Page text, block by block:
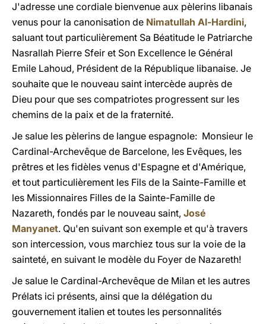
J'adresse une cordiale bienvenue aux pèlerins libanais
venus pour la canonisation de Nimatullah Al-Hardini,
saluant tout particulièrement Sa Béatitude le Patriarche
Nasrallah Pierre Sfeir et Son Excellence le Général
Emile Lahoud, Président de la République libanaise. Je
souhaite que le nouveau saint intercède auprès de
Dieu pour que ses compatriotes progressent sur les
chemins de la paix et de la fraternité.
Je salue les pèlerins de langue espagnole: Monsieur le
Cardinal-Archevêque de Barcelone, les Evêques, les
prêtres et les fidèles venus d'Espagne et d'Amérique,
et tout particulièrement les Fils de la Sainte-Famille et
les Missionnaires Filles de la Sainte-Famille de
Nazareth, fondés par le nouveau saint, José
Manyanet. Qu'en suivant son exemple et qu'à travers
son intercession, vous marchiez tous sur la voie de la
sainteté, en suivant le modèle du Foyer de Nazareth!
Je salue le Cardinal-Archevêque de Milan et les autres
Prélats ici présents, ainsi que la délégation du
gouvernement italien et toutes les personnalités